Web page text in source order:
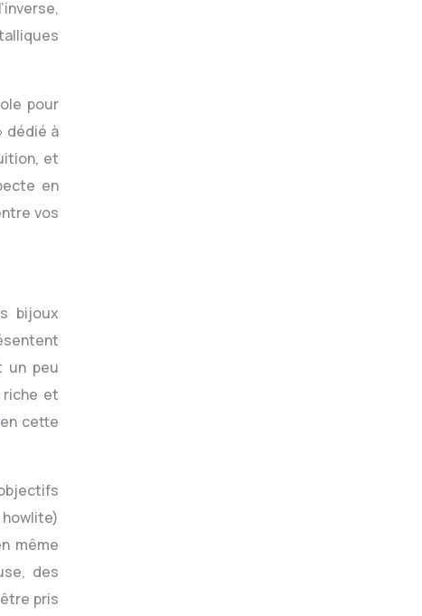
pour
dédié à
et
en
vos
bijoux
un peu
riche et
cette
même
des
pris